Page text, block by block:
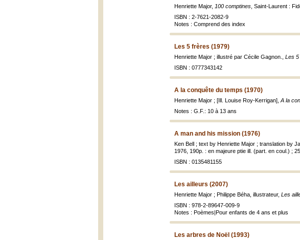
Henriette Major, 100 comptines , Saint-Laurent :
ISBN : 2-7621-2082-9
Notes : Comprend des index
Les 5 frères (1979)
Henriette Major ; illustré par Cécile Gagnon., Les
ISBN : 0777343142
A la conquête du temps (1970)
Henriette Major ; [Ill. Louise Roy-Kerrigan], A la
Notes : G.F.: 10 à 13 ans
A man and his mission (1976)
Ken Bell ; text by Henriette Major ; translation by
1976, 190p. : en majeure ptie ill. (part. en coul.) ;
ISBN : 0135481155
Les ailleurs (2007)
Henriette Major ; Philippe Béha, illustrateur, Les
ISBN : 978-2-89647-009-9
Notes : Poèmes|Pour enfants de 4 ans et plus
Les arbres de Noël (1993)